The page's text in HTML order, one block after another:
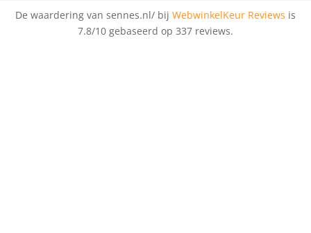
De waardering van sennes.nl/ bij WebwinkelKeur Reviews is
7.8/10 gebaseerd op 337 reviews.